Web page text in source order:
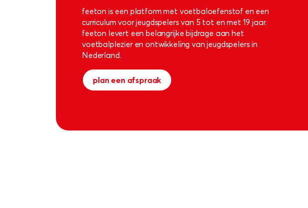
feeton is een platform met voetbaloefenstof en een
curriculum voor jeugdspelers van 5 tot en met 19 jaar.
feeton levert een belangrijke bijdrage aan het
voetbalplezier en ontwikkeling van jeugdspelers in
Nederland.
plan een afspraak